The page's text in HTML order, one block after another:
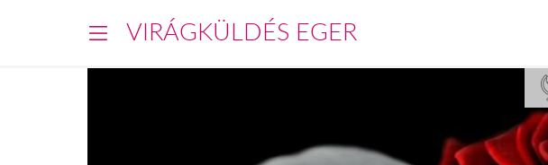
VIRÁGKÜLDÉS EGER